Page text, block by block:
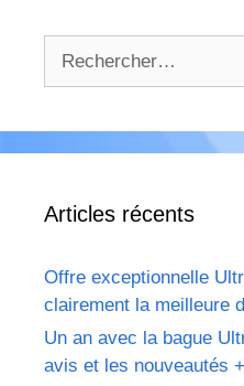
Articles récents
Offre exceptionnelle
clairement la meilleure
Un an avec la bague
avis et les nouveautés